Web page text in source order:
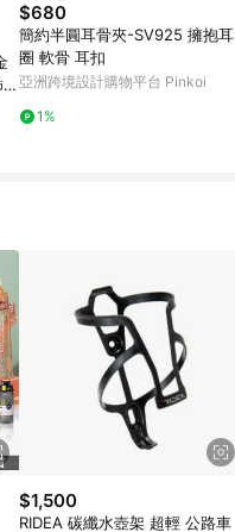
$680
簡約半圓耳骨夾-SV925 擁抱耳
圈 軟骨 耳扣
亞洲跨境設計購物平台 Pinkoi
1%
$1,500
RIDEA 碳纖水壺架 超輕 公路車